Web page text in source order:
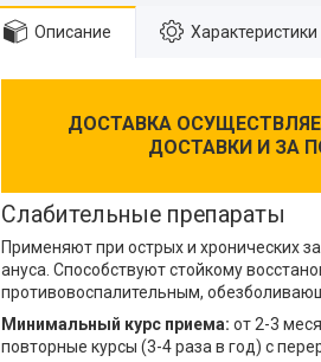
Описание Характеристики
ДОСТАВКА
ДОСТАВКИ И ЗА
Слабительные препараты
Применяют при острых и хронических
ануса. Способствуют стойкому
противовоспалительным,
Минимальный курс приема: от 2-3
повторные курсы (3-4 раза в год) с